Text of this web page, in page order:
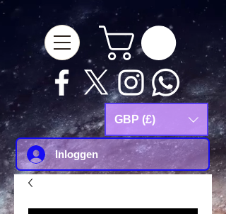
google-site-
verification=Js9RvVdUtv_0G8HdwWtoaYqWQgeJGSf5KM-Husce4Co
GBP (£)
Inloggen